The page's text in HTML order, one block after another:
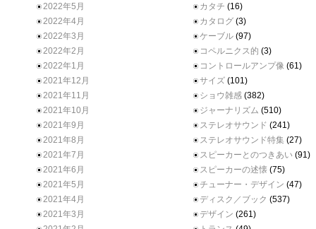
2022年5月
2022年4月
2022年3月
2022年2月
2022年1月
2021年12月
2021年11月
2021年10月
2021年9月
2021年8月
2021年7月
2021年6月
2021年5月
2021年4月
2021年3月
カタチ (16)
カタログ (3)
ケーブル (97)
コペルニクス的 (3)
コントロールアンプ像 (61)
サイズ (101)
ショウ雑感 (382)
ジャーナリズム (510)
ステレオサウンド (241)
ステレオサウンド特集 (27)
スピーカーとのつきあい (91)
スピーカーの述懐 (75)
チューナー・デザイン (47)
ディスク／ブック (537)
デザイン (261)